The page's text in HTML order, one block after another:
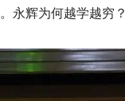
永辉为何越学越穷？